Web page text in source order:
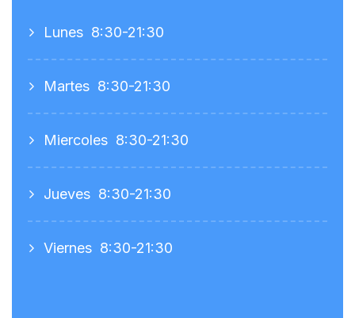
Lunes 8:30-21:30
Martes 8:30-21:30
Miercoles 8:30-21:30
Jueves 8:30-21:30
Viernes 8:30-21:30